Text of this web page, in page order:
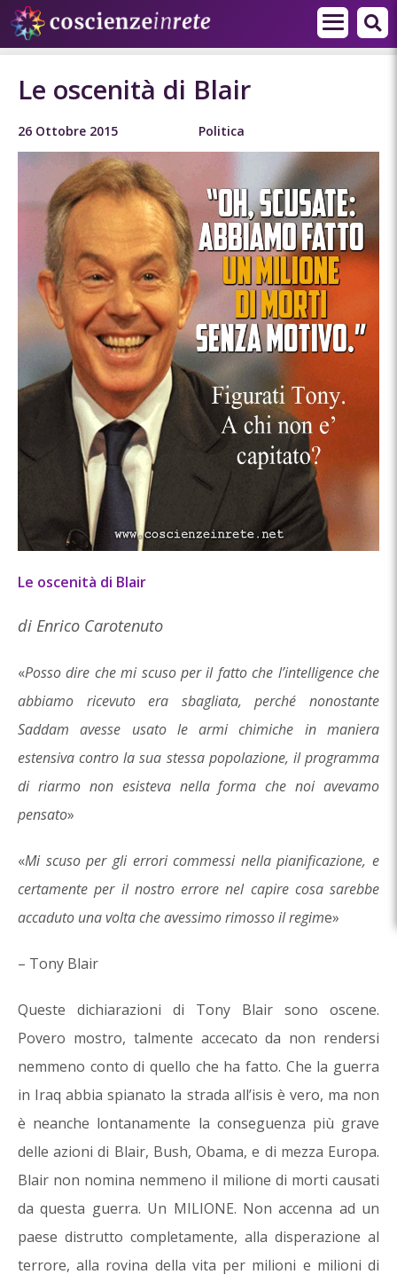
Le oscenità di Blair
26 Ottobre 2015 Politica
Le oscenità di Blair
di Enrico Carotenuto
«Posso dire che mi scuso per il fatto che l’intelligence che
abbiamo ricevuto era sbagliata, perché nonostante
Saddam avesse usato le armi chimiche in maniera
estensiva contro la sua stessa popolazione, il programma
di riarmo non esisteva nella forma che noi avevamo
pensato»
«Mi scuso per gli errori commessi nella pianificazione, e
certamente per il nostro errore nel capire cosa sarebbe
accaduto una volta che avessimo rimosso il regime»
– Tony Blair
Queste dichiarazioni di Tony Blair sono oscene.
Povero mostro, talmente accecato da non rendersi
nemmeno conto di quello che ha fatto. Che la guerra
in Iraq abbia spianato la strada all’isis è vero, ma non
è neanche lontanamente la conseguenza più grave
delle azioni di Blair, Bush, Obama, e di mezza Europa.
Blair non nomina nemmeno il milione di morti causati
da questa guerra. Un MILIONE. Non accenna ad un
paese distrutto completamente, alla disperazione al
terrore, alla rovina della vita per milioni e milioni di